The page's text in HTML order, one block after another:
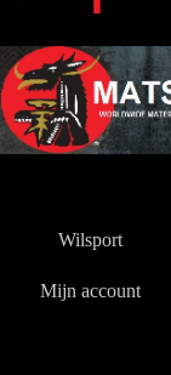
Wilsport
Mijn account